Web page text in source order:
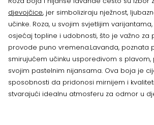
djevojčice, jer simboliziraju nježnost,
učinke. Roza, u svojim svjetlijim
osjećaj topline i udobnosti, što je važno
provode puno vremena.Lavanda, poznata
smirujućem učinku usporedivom s
svojim pastelnim nijansama. Ova boja je
sposobnosti da pridonosi mirnijem i
stvarajući idealnu atmosferu za odmor u